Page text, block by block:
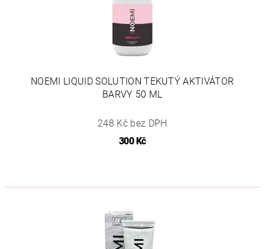
NOEMI LIQUID SOLUTION TEKUTÝ AKTIVÁTOR
BARVY 50 ML
248 Kč bez DPH
300 Kč